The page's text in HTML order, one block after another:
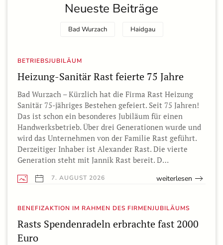
Neueste Beiträge
Bad Wurzach Haidgau
BETRIEBSJUBILÄUM
Heizung-Sanitär Rast feierte 75 Jahre
Bad Wurzach – Kürzlich hat die Firma Rast Heizung
Sanitär 75-jähriges Bestehen gefeiert. Seit 75 Jahren!
Das ist schon ein besonderes Jubiläum für einen
Handwerksbetrieb. Über drei Generationen wurde und
wird das Unternehmen von der Familie Rast geführt.
Derzeitiger Inhaber ist Alexander Rast. Die vierte
Generation steht mit Jannik Rast bereit. D…
7. AUGUST 2026 weiterlesen
BENEFIZAKTION IM RAHMEN DES FIRMENJUBILÄUMS
Rasts Spendenradeln erbrachte fast 2000
Euro